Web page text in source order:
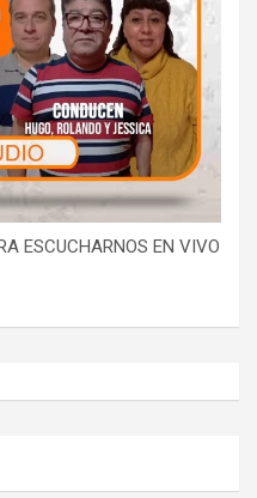
ESCUCHARNOS EN VIVO